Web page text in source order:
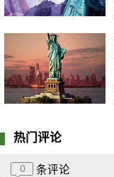
热门评论
0 条评论